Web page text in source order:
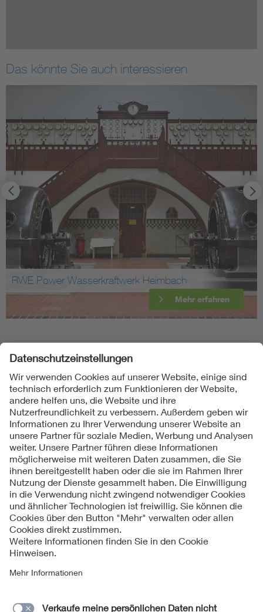
Das könnte Sie auch interessieren
RWE Power Wasserkraftwerk Heimbach
Mehr erfahren
Folgen Sie uns
Kontakte
Service
Impressum
Datenschutzinformationen
Cookie Hinweise